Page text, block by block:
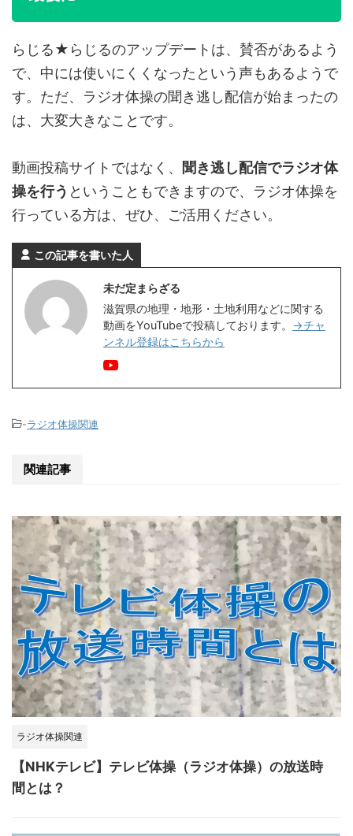
らじる★らじるのアップデートは、賛否があるよう
で、中には使いにくくなったという声もあるようで
す。ただ、ラジオ体操の聞き逃し配信が始まったの
は、大変大きなことです。
動画投稿サイトではなく、 聞き逃し配信でラジオ体
操を行う ということもできますので、ラジオ体操を
行っている方は、ぜひ、ご活用ください。
この記事を書いた人
未だ定まらざる
滋賀県の地理・地形・土地利用などに関する
動画をYouTubeで投稿しております。 →チャ
ンネル登録はこちらから
-ラジオ体操関連
関連記事
ラジオ体操関連
【NHKテレビ】テレビ体操（ラジオ体操）の放送時
間とは？